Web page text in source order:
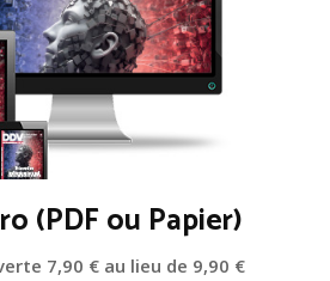
(PDF ou Papier)
7,90 € au lieu de 9,90 €